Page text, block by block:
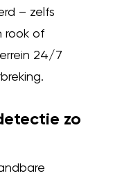
– zelfs
rook of
24/7
zo